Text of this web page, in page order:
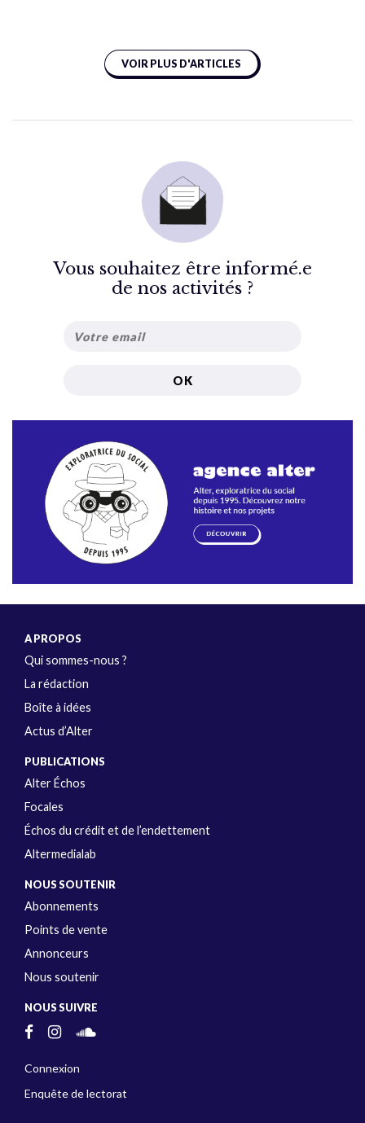
VOIR PLUS D'ARTICLES
Vous souhaitez être informé.e
de nos activités ?
A PROPOS
Qui sommes-nous ?
La rédaction
Boîte à idées
Actus d’Alter
PUBLICATIONS
Alter Échos
Focales
Échos du crédit et de l’endettement
Altermedialab
NOUS SOUTENIR
Abonnements
Points de vente
Annonceurs
Nous soutenir
NOUS SUIVRE
Connexion
Enquête de lectorat